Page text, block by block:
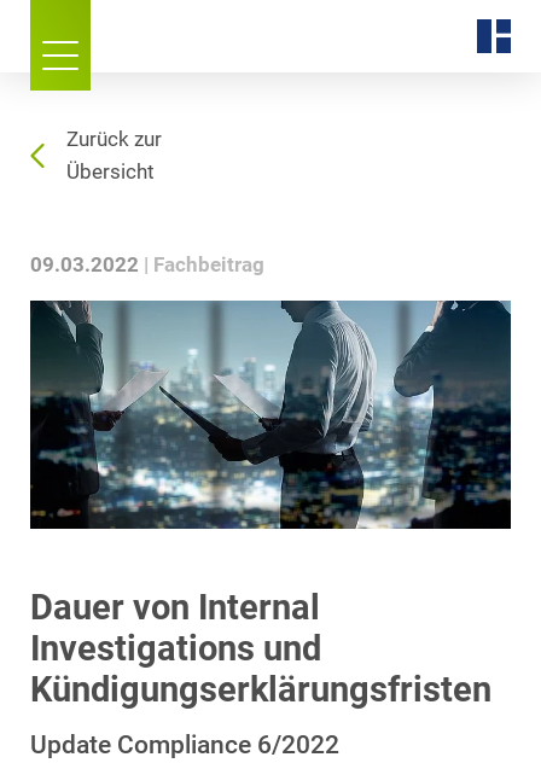
Zurück zur
Übersicht
09.03.2022 Fachbeitrag
Dauer von Internal
Investigations und
Kündigungserklärungsfristen
Update Compliance 6/2022